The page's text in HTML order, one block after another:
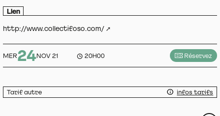
Lien
http://www.collectifoso.com/
MER24NOV 21 20H00 Réservez
Tarif autre infos tarifs